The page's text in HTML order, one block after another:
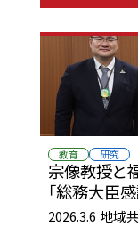
教育 研究
宗像教授と
「総務大臣
2026.3.6 地域